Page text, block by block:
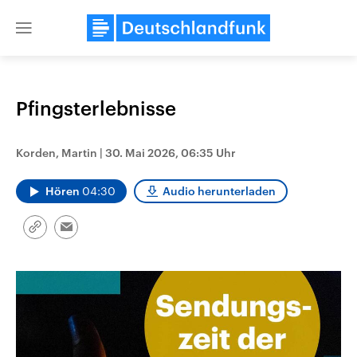
Close
Aktuelle Beiträge, Analysen und
Wirtschaftlich und militärisch
gehören die Vereinigten Staaten zu
den mächtigsten Ländern der Erde,
mit großem Einfluss auf das
Aktuelle Lage und
Der Überfall der
Terrororganisation Hamas
Oktober 2023 auf Israel
Region wieder die
Israel möchte die Hamas
Pfingsterlebnisse
Korden, Martin | 30. Mai 2026, 06:35 Uhr
Hören 04:30 Audio herunterladen
Link
Email